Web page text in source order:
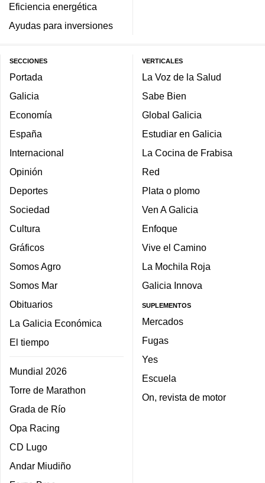
Eficiencia energética
Ayudas para inversiones
SECCIONES
Portada
Galicia
Economía
España
Internacional
Opinión
Deportes
Sociedad
Cultura
Gráficos
Somos Agro
Somos Mar
Obituarios
La Galicia Económica
El tiempo
Mundial 2026
Torre de Marathon
Grada de Río
Opa Racing
CD Lugo
Andar Miudiño
VERTICALES
La Voz de la Salud
Sabe Bien
Global Galicia
Estudiar en Galicia
La Cocina de Frabisa
Red
Plata o plomo
Ven A Galicia
Enfoque
Vive el Camino
La Mochila Roja
Galicia Innova
SUPLEMENTOS
Mercados
Fugas
Yes
Escuela
On, revista de motor